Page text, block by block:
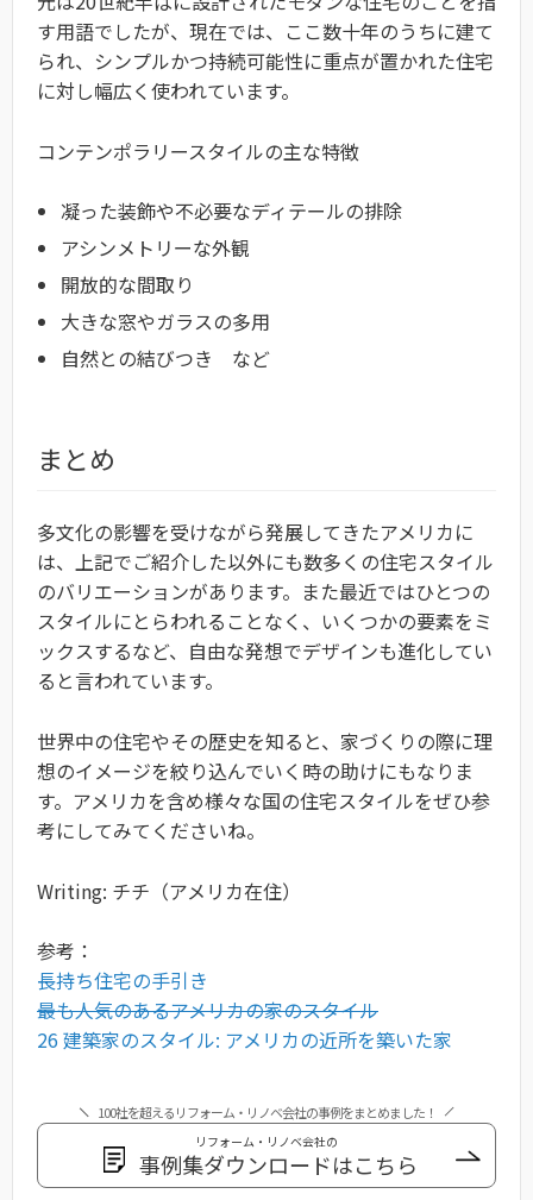
す用語でしたが、現在では、ここ数十年のうちに建て
られ、シンプルかつ持続可能性に重点が置かれた住宅
に対し幅広く使われています。
コンテンポラリースタイルの主な特徴
凝った装飾や不必要なディテールの排除
アシンメトリーな外観
開放的な間取り
大きな窓やガラスの多用
自然との結びつき など
まとめ
多文化の影響を受けながら発展してきたアメリカに
は、上記でご紹介した以外にも数多くの住宅スタイル
のバリエーションがあります。また最近ではひとつの
スタイルにとらわれることなく、いくつかの要素をミ
ックスするなど、自由な発想でデザインも進化してい
ると言われています。
世界中の住宅やその歴史を知ると、家づくりの際に理
想のイメージを絞り込んでいく時の助けにもなりま
す。アメリカを含め様々な国の住宅スタイルをぜひ参
考にしてみてくださいね。
Writing: チチ（アメリカ在住）
参考：
長持ち住宅の手引き
最も人気のあるアメリカの家のスタイル
26 建築家のスタイル: アメリカの近所を築いた家
100社を超えるリフォーム・リノベ会社の事例をまとめました！
リフォーム・リノベ会社の
事例集ダウンロードはこちら